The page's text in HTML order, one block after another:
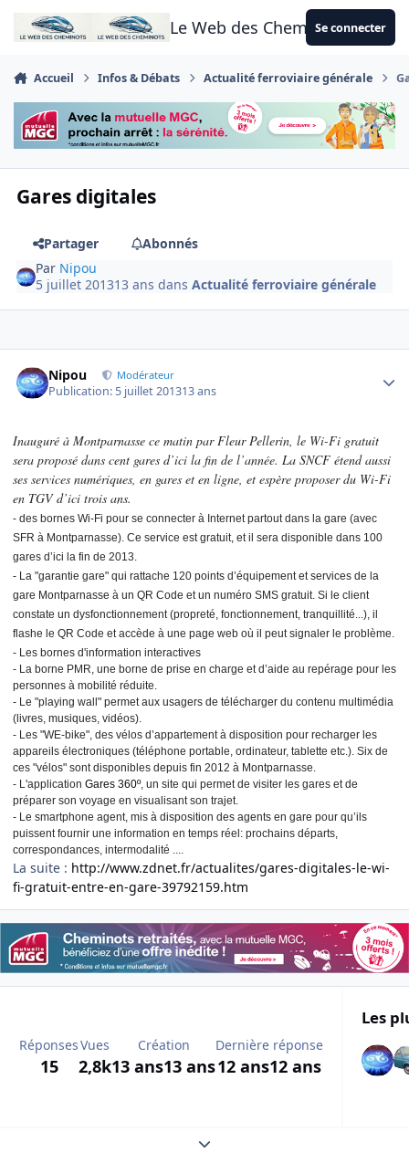
Aller au contenu
Le Web des CheminotsSe connecter
Accueil Infos & Débats Actualité ferroviaire générale
Gares digitales
Partager
Abonnés
Par Nipou
5 juillet 201313 ans dansActualité ferroviaire générale
Nipou Modérateur
Publication: 5 juillet 201313 ans
Inauguré à Montparnasse ce matin par Fleur Pellerin, le Wi-Fi gratuit
sera proposé dans cent gares d’ici la fin de l’année. La SNCF étend aussi
ses services numériques, en gares et en ligne, et espère proposer du Wi-Fi
en TGV d’ici trois ans.
- des bornes Wi-Fi pour se connecter à Internet partout dans la gare (avec
SFR à Montparnasse). Ce service est gratuit, et il sera disponible dans 100
gares d’ici la fin de 2013.
- La "garantie gare" qui rattache 120 points d’équipement et services de la
gare Montparnasse à un QR Code et un numéro SMS gratuit. Si le client
constate un dysfonctionnement (propreté, fonctionnement, tranquillité...), il
flashe le QR Code et accède à une page web où il peut signaler le problème.
- Les bornes d'information interactives
- La borne PMR, une borne de prise en charge et d’aide au repérage pour les
personnes à mobilité réduite.
- Le "playing wall" permet aux usagers de télécharger du contenu multimédia
(livres, musiques, vidéos).
- Les "WE-bike", des vélos d’appartement à disposition pour recharger les
appareils électroniques (téléphone portable, ordinateur, tablette etc.). Six de
ces "vélos" sont disponibles depuis fin 2012 à Montparnasse.
- L'application Gares 360º, un site qui permet de visiter les gares et de
préparer son voyage en visualisant son trajet.
- Le smartphone agent, mis à disposition des agents en gare pour qu’ils
puissent fournir une information en temps réel: prochains départs,
correspondances, intermodalité ....
La suite : http://www.zdnet.fr/actualites/gares-digitales-le-wi-
fi-gratuit-entre-en-gare-39792159.htm
Réponses
15
Vues
2,8k
Création
13 ans13 ans
Dernière réponse
12 ans12 ans
Les
Expand topic overview